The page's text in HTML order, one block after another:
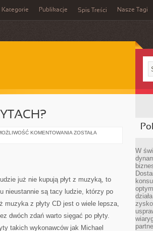
Kategorie Publikacje Spis Treści Nasze Tagi
KOMENTOWANIA JAK
ZOSTAŁA
już nie kupują płyt z muzyką, to
nieustannie są tacy ludzie, którzy po
muzyka z płyty CD jest o wiele lepsza,
dwóch zdań warto sięgać po płyty.
takich wykonawców jak Michael
W